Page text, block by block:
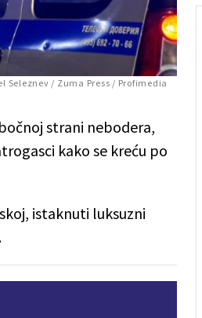
Seleznev / Zuma Press / Profimedia
strani nebodera,
kako se kreću po
istaknuti luksuzni
.